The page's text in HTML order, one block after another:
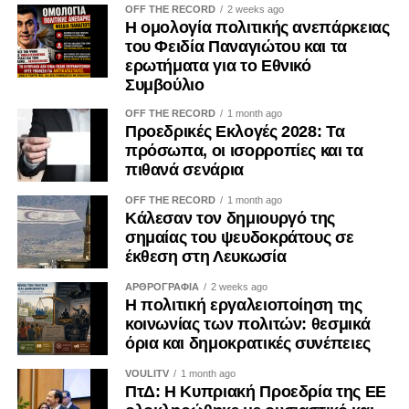
ακόλουθο: «Αντί να αποταθείς στην “επιτροπή ακίνητης
περιουσίας” και να λάβεις περίπου το 10% της αξίας της
περιουσίας σου, όπως αυτή είχε εκτιμηθεί το 1974,
υπάρχει ενδιαφερόμενος και μπορούμε να εξασφαλίσουμε
Για να ολοκληρωθεί η πράξη, ο ιδιοκτήτης καλείται είτε να
προσκομίσει τον τίτλο ιδιοκτησίας από το Κτηματολόγιο
της Κυπριακής Δημοκρατίας – το οποίο φυσικά δεν
γνωρίζει τον σκοπό για τον οποίο ζητείται – είτε,
εναλλακτικά, Τουρκοκύπριος δικηγόρος αναλαμβάνει να
πιστοποιήσει ότι εξέτασε τα έγγραφα της Δημοκρατίας και
διαπίστωσε πως ο κληρονόμος είναι ο νόμιμος
ιδιοκτήτης.
Μια επιπλέον πτυχή που προκαλεί ανησυχία αφορά το
γεγονός ότι ορισμένοι εγκλωβισμένοι, οι οποίοι
λαμβάνουν οικονομική στήριξη από την Κυπριακή
Δημοκρατία, φέρονται ταυτόχρονα να διαδραματίζουν
OFF THE RECORD 2 weeks ago
Η ομολογία πολιτικής ανεπάρκειας
του Φειδία Παναγιώτου και τα
ερωτήματα για το Εθνικό
Συμβούλιο
OFF THE RECORD 1 month ago
Προεδρικές Εκλογές 2028: Τα
πρόσωπα, οι ισορροπίες και τα
πιθανά σενάρια
OFF THE RECORD 1 month ago
Κάλεσαν τον δημιουργό της
σημαίας του ψευδοκράτους σε
έκθεση στη Λευκωσία
ΑΡΘΡΟΓΡΑΦΙΑ 2 weeks ago
Η πολιτική εργαλειοποίηση της
κοινωνίας των πολιτών: θεσμικά
όρια και δημοκρατικές συνέπειες
VOULITV 1 month ago
ΠτΔ: Η Κυπριακή Προεδρία της ΕΕ